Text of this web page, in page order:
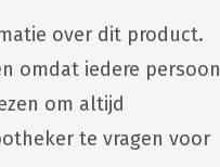
over dit product.
omdat iedere persoon
om altijd
te vragen voor